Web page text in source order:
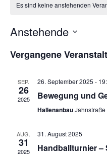
Es sind keine anstehenden
Anstehende
wählen.
Vergangene
SEP.
26
2025
26. September 2025 -
Bewegung und
Hallenanbau
AUG.
31
2025
31. August 2025
Handballturnier –